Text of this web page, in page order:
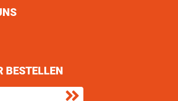
Facebook
us on Twitter
BESTELLEN